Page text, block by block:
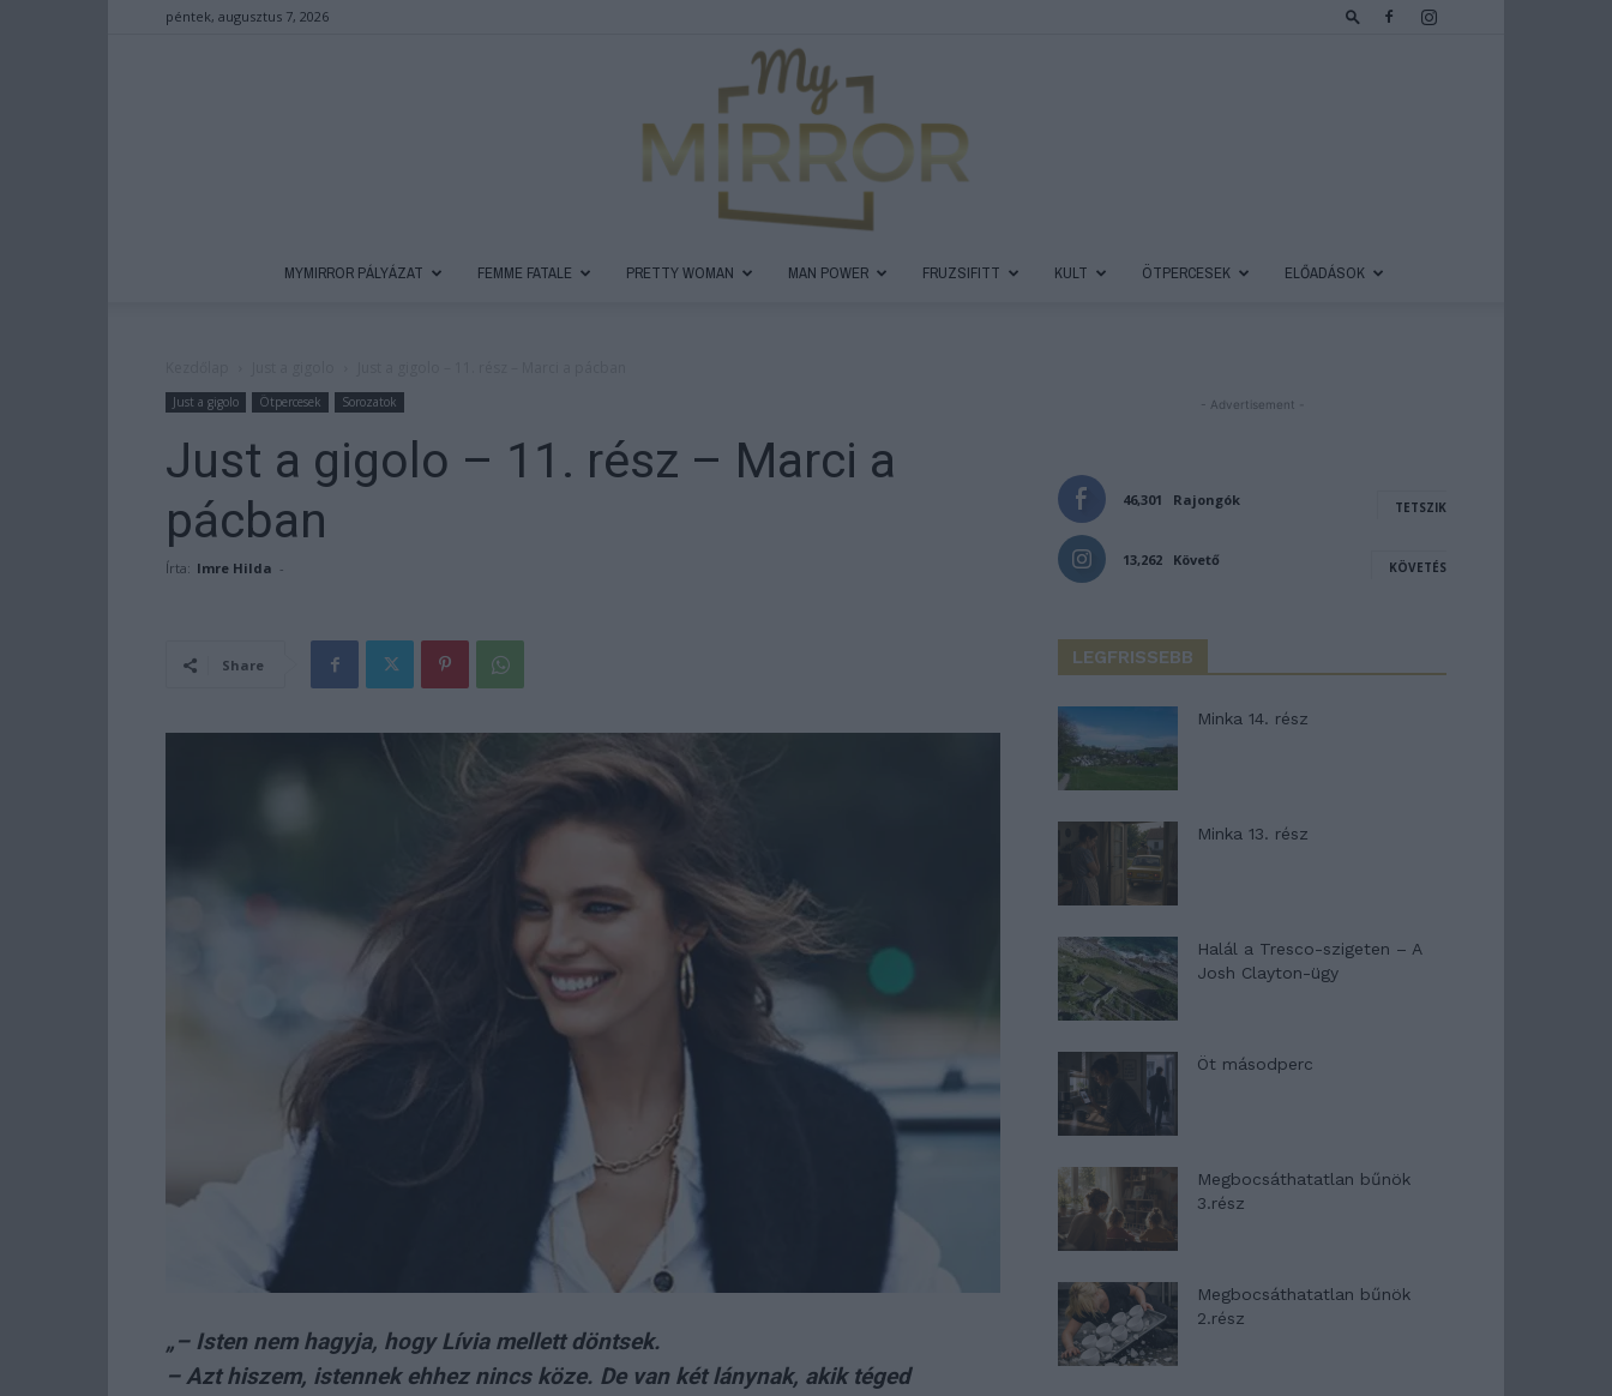
péntek, augusztus 7, 2026
Magazin
MYMIRROR PÁLYÁZAT FEMME FATALE PRETTY WOMAN MAN POWER FRUZSIFITT KULT ÖTPERCESEK ELŐADÁSOK
Just a gigolo Ötpercesek Sorozatok
Just a gigolo – 11. rész – Marci a
pácban
Írta: Imre Hilda -
Share
„– Isten nem hagyja, hogy Lívia mellett döntsek.
– Azt hiszem, istennek ehhez nincs köze. De van két lánynak, akik téged
- Advertisement -
46,301 Rajongók TETSZIK
13,262 Követő KÖVETÉS
LEGFRISSEBB
Minka 14. rész
Minka 13. rész
Halál a Tresco-szigeten – A
Josh Clayton-ügy
Öt másodperc
Megbocsáthatatlan bűnök
3.rész
Megbocsáthatatlan bűnök
2.rész